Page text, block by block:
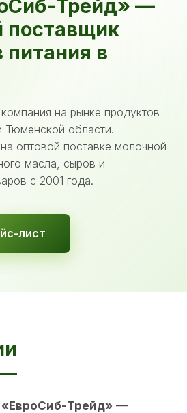
Трейд» —
питания в
на рынке продуктов
Тюменской области.
оптовой поставке молочной
масла, сыров и
с 2001 года.
лист
Трейд» —